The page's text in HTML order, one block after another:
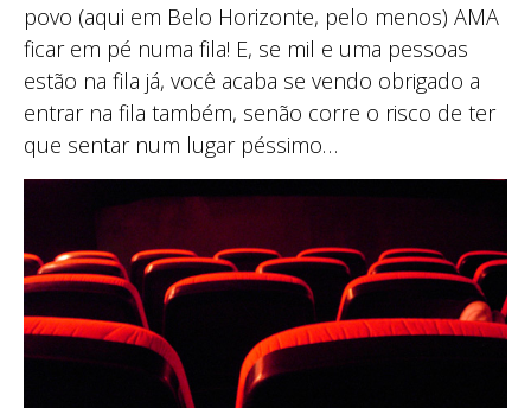
povo (aqui em Belo Horizonte, pelo menos) AMA
ficar em pé numa fila! E, se mil e uma pessoas
estão na fila já, você acaba se vendo obrigado a
entrar na fila também, senão corre o risco de ter
que sentar num lugar péssimo…